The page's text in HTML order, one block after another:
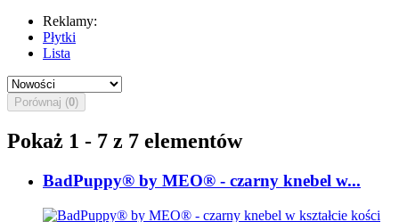
Reklamy:
Płytki
Lista
Porównaj (0)
Pokaż 1 - 7 z 7 elementów
BadPuppy® by MEO® - czarny knebel w...